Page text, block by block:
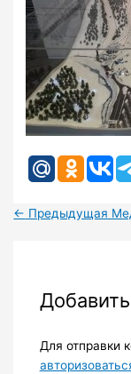
← Предыдущая
Для отправки